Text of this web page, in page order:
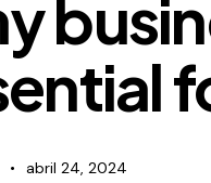
abril 24, 2024